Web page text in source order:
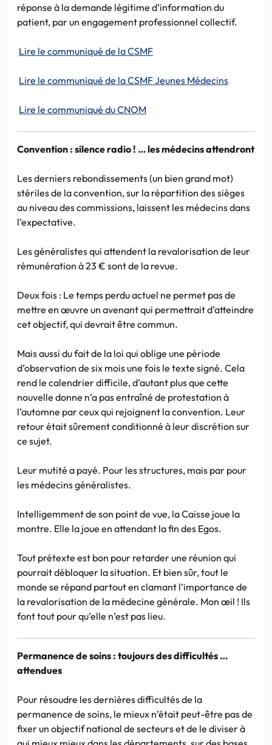
réponse à la demande légitime d’information du
patient, par un engagement professionnel collectif.
Lire le communiqué de la CSMF
Lire le communiqué de la CSMF Jeunes Médecins
Lire le communiqué du CNOM
Convention : silence radio ! … les médecins attendront
Les derniers rebondissements (un bien grand mot)
stériles de la convention, sur la répartition des sièges
au niveau des commissions, laissent les médecins dans
l’expectative.
Les généralistes qui attendent la revalorisation de leur
rémunération à 23 € sont de la revue.
Deux fois : Le temps perdu actuel ne permet pas de
mettre en œuvre un avenant qui permettrait d’atteindre
cet objectif, qui devrait être commun.
Mais aussi du fait de la loi qui oblige une période
d’observation de six mois une fois le texte signé. Cela
rend le calendrier difficile, d’autant plus que cette
nouvelle donne n’a pas entraîné de protestation à
l’automne par ceux qui rejoignent la convention. Leur
retour était sûrement conditionné à leur discrétion sur
ce sujet.
Leur mutité a payé. Pour les structures, mais par pour
les médecins généralistes.
Intelligemment de son point de vue, la Caisse joue la
montre. Elle la joue en attendant la fin des Egos.
Tout prétexte est bon pour retarder une réunion qui
pourrait débloquer la situation. Et bien sûr, tout le
monde se répand partout en clamant l’importance de
la revalorisation de la médecine générale. Mon œil ! Ils
font tout pour qu’elle n’est pas lieu.
Permanence de soins : toujours des difficultés …
attendues
Pour résoudre les dernières difficultés de la
permanence de soins, le mieux n’était peut-être pas de
fixer un objectif national de secteurs et de le diviser à